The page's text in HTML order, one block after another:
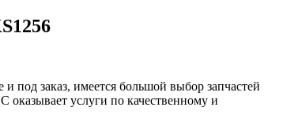
под заказ, имеется большой выбор запчастей
услуги по качественному и